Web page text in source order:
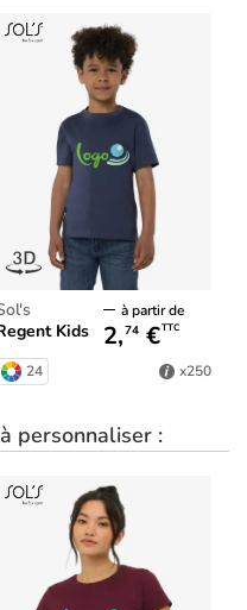
Sol's
Regent Kids
à partir de
2,74 €TTC
24 x250
à personnaliser :